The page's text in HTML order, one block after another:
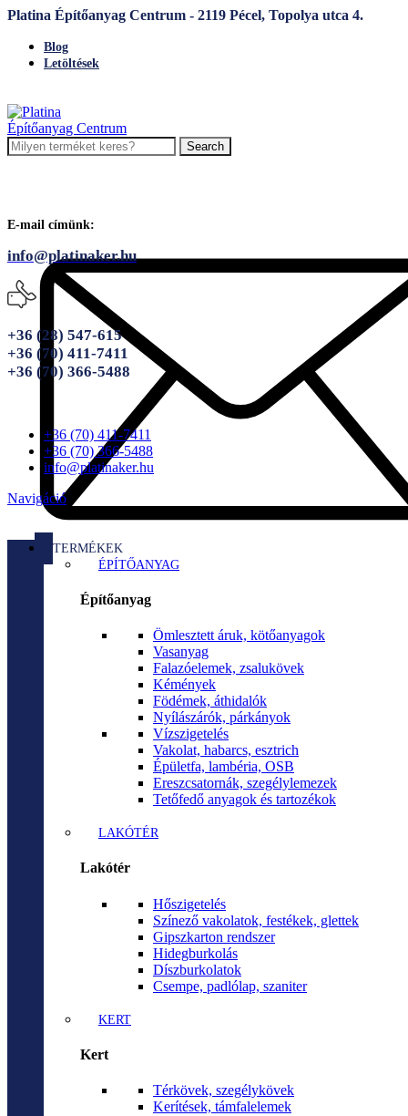
Platina Építőanyag Centrum - 2119 Pécel, Topolya utca 4.
Blog
Letöltések
Search
E-mail címünk:
info@platinaker.hu
+36 (28) 547-615
+36 (70) 411-7411
+36 (70) 366-5488
+36 (70) 411-7411
+36 (70) 366-5488
info@platinaker.hu
Navigáció
TERMÉKEK
ÉPÍTŐANYAG
Építőanyag
Ömlesztett áruk, kötőanyagok
Vasanyag
Falazóelemek, zsalukövek
Kémények
Födémek, áthidalók
Nyílászárók, párkányok
Vízszigetelés
Vakolat, habarcs, esztrich
Épületfa, lambéria, OSB
Ereszcsatornák, szegélylemezek
Tetőfedő anyagok és tartozékok
LAKÓTÉR
Lakótér
Hőszigetelés
Színező vakolatok, festékek, glettek
Gipszkarton rendszer
Hidegburkolás
Díszburkolatok
Csempe, padlólap, szaniter
KERT
Kert
Térkövek, szegélykövek
Kerítések, támfalelemek